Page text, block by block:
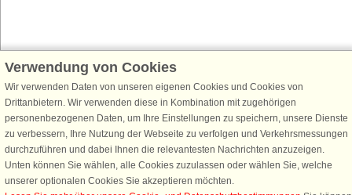
Schließen Sie sich 100.000 Ferienhaus-Fans an
Erhalten Sie einenWillkommensgutschein von 25 € für Ihren nächsten
Ferienhausurlaub - melden Sie sich einfach für den DanCenter Newsletter
an. Verpassen Sie nie wieder exklusive Angebote, Gewinnspiele und
Urlaubstipps!
Verwendung von Cookies
Wir verwenden Daten von unseren eigenen Cookies und Cookies von
Drittanbietern. Wir verwenden diese in Kombination mit zugehörigen
personenbezogenen Daten, um Ihre Einstellungen zu speichern, unsere Dienste
zu verbessern, Ihre Nutzung der Webseite zu verfolgen und Verkehrsmessungen
durchzuführen und dabei Ihnen die relevantesten Nachrichten anzuzeigen.
Unten können Sie wählen, alle Cookies zuzulassen oder wählen Sie, welche
unserer optionalen Cookies Sie akzeptieren möchten.